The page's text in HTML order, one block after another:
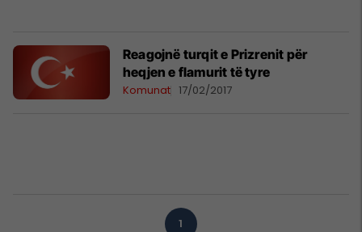
Reagojnë turqit e Prizrenit për
heqjen e flamurit të tyre
Komunat 17/02/2017
1